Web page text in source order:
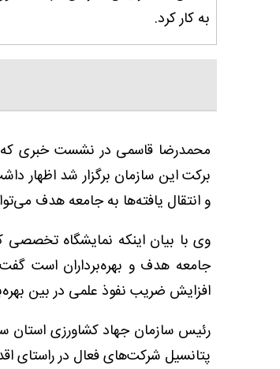
به کار کرد.
محمدرضا قاسمی در نشست خبری که
برکت این سازمان برگزار شد اظهار
و انتقال یافته‌ها به جامعه هدف
وی با بیان اینکه نمایشگاه
جامعه هدف و بهره‌برداران است
افزایش ضریب نفوذ علمی در بین
رئیس سازمان جهاد کشاورزی استان
پتانسیل شرکت‌های فعال در راستای